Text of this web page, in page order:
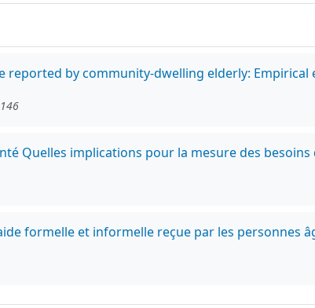
by community-dwelling elderly:
Quelles implications pour la mesure des besoins
formelle et informelle reçue par les personnes